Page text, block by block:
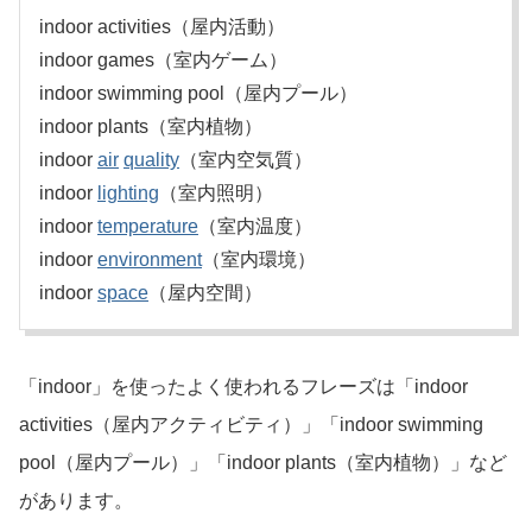
indoor activities（屋内活動）
indoor games（室内ゲーム）
indoor swimming pool（屋内プール）
indoor plants（室内植物）
indoor air quality （室内空気質）
indoor lighting （室内照明）
indoor temperature （室内温度）
indoor environment（室内環境）
indoor space （屋内空間）
「indoor」を使ったよく使われるフレーズは「indoor
activities（屋内アクティビティ）」「indoor swimming
pool（屋内プール）」「indoor plants（室内植物）」など
があります。